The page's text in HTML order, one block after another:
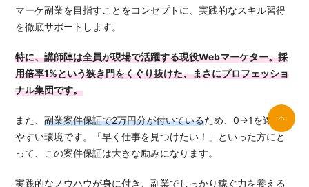
マーケ副業を目指すことをコンセプトに、実践的なスキル習得
を徹底サポートします。
特に、講師陣は全員が現場で活躍する現役Webマーケター。採
用倍率1%という狭き門をくぐり抜けた、まさにプロフェッショ
ナル集団です。
また、副業案件保証で2万円分が付いているため、0→1を達成し
やすい環境です。「早く仕事を見つけたい！」といった方にと
って、この案件保証は大きな励みになります。
実践的なノウハウが身に付き、副業でしっかり稼ぐ力を養える